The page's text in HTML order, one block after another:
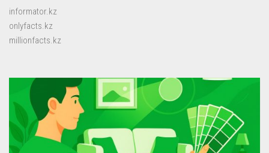
informator.kz
onlyfacts.kz
millionfacts.kz